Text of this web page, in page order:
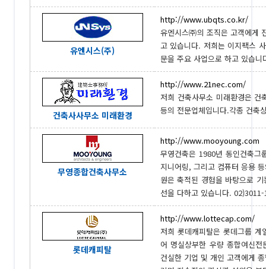
유엔시스(주)
http://www.ubqts.co.kr/
유엔시스㈜의 조직은 고객에게
고 있습니다. 저희는 이지팩스
문을 주요 사업으로 하고 있습
건축사사무소 미래환경
http://www.21nec.com/
저희 건축사무소 미래환경은
등의 전문업체입니다.각종 건축
무영종합건축사무소
http://www.mooyoung.com
무영건축은 1980년 동인건축
지니어링, 그리고 컴퓨터 응용
원은 축적된 경험을 바탕으로
선을 다하고 있습니다.
롯데캐피탈
http://www.lottecap.com/
저희 롯데캐피탈은 롯데그룹
어 명실상부한 우량 종합여신
건실한 기업 및 개인 고객에게